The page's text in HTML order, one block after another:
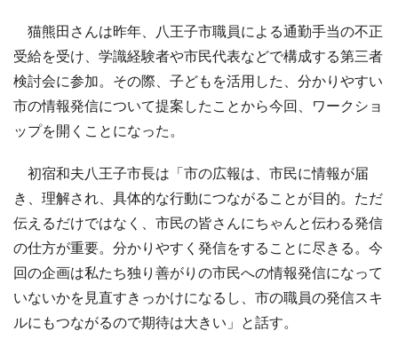
猫熊田さんは昨年、八王子市職員による通勤手当の不正
受給を受け、学識経験者や市民代表などで構成する第三者
検討会に参加。その際、子どもを活用した、分かりやすい
市の情報発信について提案したことから今回、ワークショ
ップを開くことになった。
初宿和夫八王子市長は「市の広報は、市民に情報が届
き、理解され、具体的な行動につながることが目的。ただ
伝えるだけではなく、市民の皆さんにちゃんと伝わる発信
の仕方が重要。分かりやすく発信をすることに尽きる。今
回の企画は私たち独り善がりの市民への情報発信になって
いないかを見直すきっかけになるし、市の職員の発信スキ
ルにもつながるので期待は大きい」と話す。